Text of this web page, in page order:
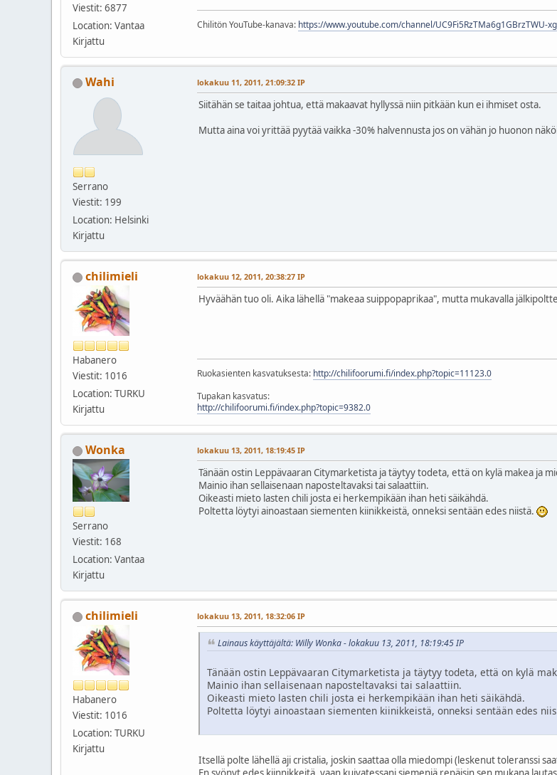
Viestit: 6877
Location: Vantaa
Kirjattu
Chilitön YouTube-kanava: https://www.youtube.com/channel/UC9Fi5RzTMa6g1GBrzTWU-xg
Wahi
Serrano
Viestit: 199
Location: Helsinki
Kirjattu
lokakuu 11, 2011, 21:09:32 IP
Siitähän se taitaa johtua, että makaavat hyllyssä niin pitkään kun ei ihmiset osta.
Mutta aina voi yrittää pyytää vaikka -30% halvennusta jos on vähän jo huonon
chilimieli
Habanero
Viestit: 1016
Location: TURKU
Kirjattu
lokakuu 12, 2011, 20:38:27 IP
Hyväähän tuo oli. Aika lähellä "makeaa suippopaprikaa", mutta mukavalla
Ruokasienten kasvatuksesta: http://chilifoorumi.fi/index.php?topic=11123.0
Tupakan kasvatus:
http://chilifoorumi.fi/index.php?topic=9382.0
Wonka
Serrano
Viestit: 168
Location: Vantaa
Kirjattu
lokakuu 13, 2011, 18:19:45 IP
Tänään ostin Leppävaaran Citymarketista ja täytyy todeta, että on kylä makea ja
Mainio ihan sellaisenaan naposteltavaksi tai salaattiin.
Oikeasti mieto lasten chili josta ei herkempikään ihan heti säikähdä.
Poltetta löytyi ainoastaan siementen kiinikkeistä, onneksi sentään edes niistä.
chilimieli
Habanero
Viestit: 1016
Location: TURKU
Kirjattu
lokakuu 13, 2011, 18:32:06 IP
Lainaus käyttäjältä: Willy Wonka - lokakuu 13, 2011, 18:19:45 IP
Tänään ostin Leppävaaran Citymarketista ja täytyy todeta, että on kylä
Mainio ihan sellaisenaan naposteltavaksi tai salaattiin.
Oikeasti mieto lasten chili josta ei herkempikään ihan heti säikähdä.
Poltetta löytyi ainoastaan siementen kiinikkeistä, onneksi sentään edes
Itsellä polte lähellä aji cristalia, joskin saattaa olla miedompi (leskenut toleranssi